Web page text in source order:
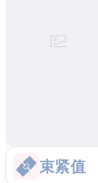
束紧值